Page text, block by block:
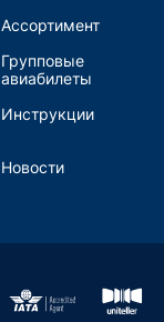
Ассортимент
Групповые
авиабилеты
Инструкции
Новости